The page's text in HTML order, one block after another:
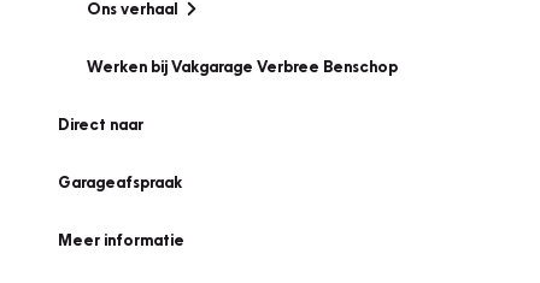
Ons verhaal
Werken bij Vakgarage Verbree Benschop
Direct naar
Garageafspraak
Meer informatie